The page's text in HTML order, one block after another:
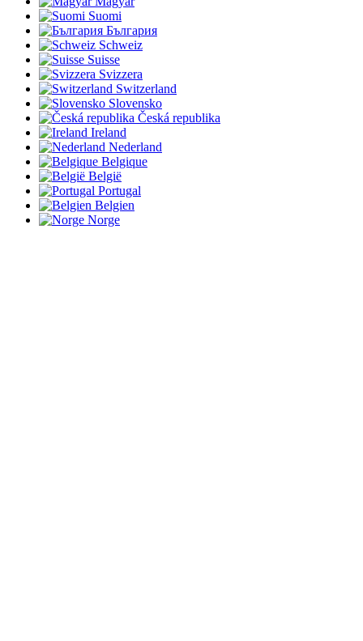
Suomi
България
Schweiz
Suisse
Svizzera
Switzerland
Slovensko
Česká republika
Ireland
Nederland
Belgique
België
Portugal
Belgien
Norge